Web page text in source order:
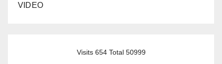
VIDEO
Visits 654 Total 50999